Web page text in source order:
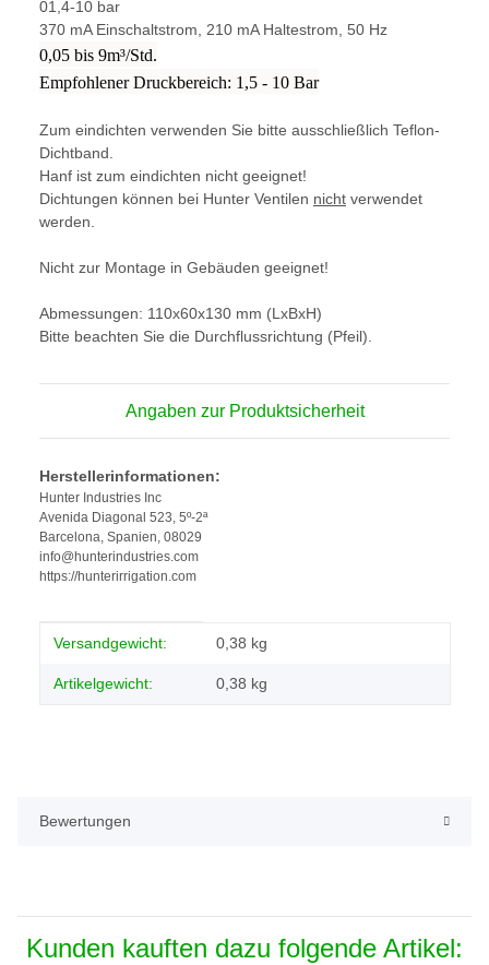
01,4-10 bar
370 mA Einschaltstrom, 210 mA Haltestrom, 50 Hz
0,05 bis 9m³/Std.
Empfohlener Druckbereich: 1,5 - 10 Bar
Zum eindichten verwenden Sie bitte ausschließlich Teflon-
Dichtband.
Hanf ist zum eindichten nicht geeignet!
Dichtungen können bei Hunter Ventilen nicht verwendet
werden.
Nicht zur Montage in Gebäuden geeignet!
Abmessungen: 110x60x130 mm (LxBxH)
Bitte beachten Sie die Durchflussrichtung (Pfeil).
Angaben zur Produktsicherheit
Herstellerinformationen:
Hunter Industries Inc
Avenida Diagonal 523, 5º-2ª
Barcelona, Spanien, 08029
info@hunterindustries.com
https://hunterirrigation.com
Produkteigenschaft
Wert
Versandgewicht: 0,38 kg
Artikelgewicht: 0,38 kg
Bewertungen
Kunden kauften dazu folgende Artikel: